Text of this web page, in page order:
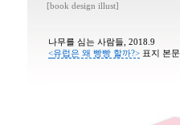
[book design illust]
나무를 심는 사람들, 2018.9
<유럽은 왜 빵빵 할까?> 표지 본문